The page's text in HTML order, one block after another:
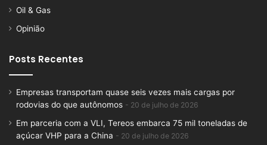
Oil & Gas
Opinião
Posts Recentes
Empresas transportam quase seis vezes mais cargas por
rodovias do que autônomos
20 de julho de 2026
Em parceria com a VLI, Tereos embarca 75 mil toneladas de
açúcar VHP para a China
20 de julho de 2026